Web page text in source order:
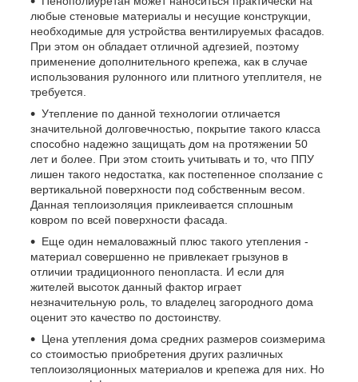
любые стеновые материалы и несущие конструкции,
необходимые для устройства вентилируемых фасадов.
При этом он обладает отличной адгезией, поэтому
применение дополнительного крепежа, как в случае
использования рулонного или плитного утеплителя, не
требуется.
Утепление по данной технологии отличается
значительной долговечностью, покрытие такого класса
способно надежно защищать дом на протяжении 50
лет и более. При этом стоить учитывать и то, что ППУ
лишен такого недостатка, как постепенное сползание с
вертикальной поверхности под собственным весом.
Данная теплоизоляция приклеивается сплошным
ковром по всей поверхности фасада.
Еще один немаловажный плюс такого утепления -
материал совершенно не привлекает грызунов в
отличии традиционного пенопласта. И если для
жителей высоток данный фактор играет
незначительную роль, то владелец загородного дома
оценит это качество по достоинству.
Цена утепления дома средних размеров соизмерима
со стоимостью приобретения других различных
теплоизоляционных материалов и крепежа для них. Но